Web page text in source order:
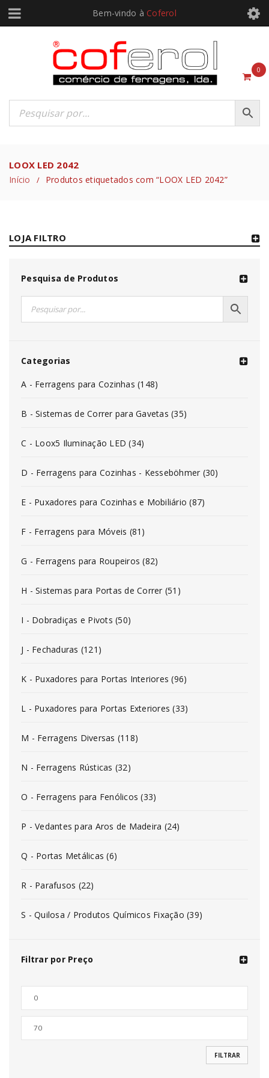
Bem-vindo à Coferol
0
LOOX LED 2042
Início / Produtos etiquetados com “LOOX LED 2042”
LOJA FILTRO
Pesquisa de Produtos
Categorias
A - Ferragens para Cozinhas (148)
B - Sistemas de Correr para Gavetas (35)
C - Loox5 Iluminação LED (34)
D - Ferragens para Cozinhas - Kesseböhmer (30)
E - Puxadores para Cozinhas e Mobiliário (87)
F - Ferragens para Móveis (81)
G - Ferragens para Roupeiros (82)
H - Sistemas para Portas de Correr (51)
I - Dobradiças e Pivots (50)
J - Fechaduras (121)
K - Puxadores para Portas Interiores (96)
L - Puxadores para Portas Exteriores (33)
M - Ferragens Diversas (118)
N - Ferragens Rústicas (32)
O - Ferragens para Fenólicos (33)
P - Vedantes para Aros de Madeira (24)
Q - Portas Metálicas (6)
R - Parafusos (22)
S - Quilosa / Produtos Químicos Fixação (39)
Filtrar por Preço
FILTRAR